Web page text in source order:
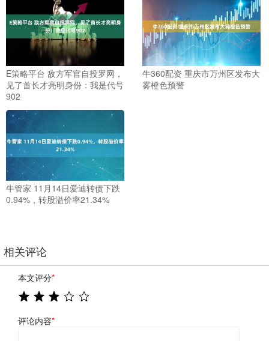
E策略平台 敌方军官自投罗网，
见了首长才亮明身份：我是代号
902
牛360配资 重庆市万州区发布大
雾橙色预警
牛管家 11月14日爱迪转债下跌
0.94%，转股溢价率21.34%
相关评论
本文评分*
评论内容*